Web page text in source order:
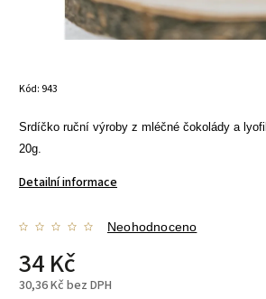
Kód: 943
Srdíčko ruční výroby z mléčné čokolády a
20g.
Detailní informace
Neohodnoceno
34 Kč
30,36 Kč bez DPH